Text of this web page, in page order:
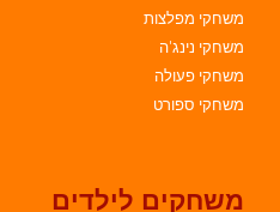
משחקי מפלצות
משחקי נינג'ה
משחקי פעולה
משחקי ספורט
משחקים לילדים